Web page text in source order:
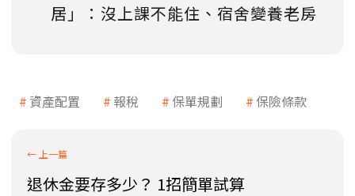
居」：沒上課不能住、宿舍變養老房
資產配置 報稅 保單規劃 保險條款
退休金要存多少？ 1招簡單試算